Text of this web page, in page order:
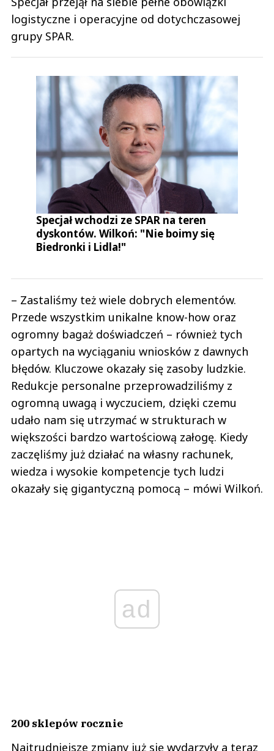
logistyczne i operacyjne od dotychczasowej
grupy SPAR.
Specjał wchodzi ze SPAR na teren
dyskontów. Wilkoń: "Nie boimy się
Biedronki i Lidla!"
– Zastaliśmy też wiele dobrych elementów.
Przede wszystkim unikalne know-how oraz
ogromny bagaż doświadczeń – również tych
opartych na wyciąganiu wniosków z dawnych
błędów. Kluczowe okazały się zasoby ludzkie.
Redukcje personalne przeprowadziliśmy z
ogromną uwagą i wyczuciem, dzięki czemu
udało nam się utrzymać w strukturach w
większości bardzo wartościową załogę. Kiedy
zaczęliśmy już działać na własny rachunek,
wiedza i wysokie kompetencje tych ludzi
okazały się gigantyczną pomocą – mówi Wilkoń.
ad
200 sklepów rocznie
Najtrudniejsze zmiany już się wydarzyły a teraz